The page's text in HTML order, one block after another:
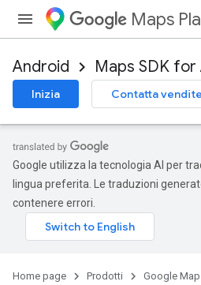
Maps
Android Maps SDK for
Inizia Contatta vendite
Google utilizza la tecnologia AI per
lingua preferita. Le traduzioni
contenere errori.
Home page Prodotti
Google